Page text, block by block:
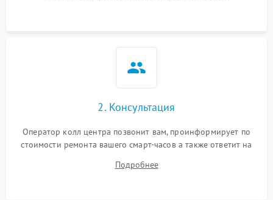
2. Консультация
Оператор колл центра позвонит вам, проинформирует по
стоимости ремонта вашего смарт-часов а также ответит на
Подробнее